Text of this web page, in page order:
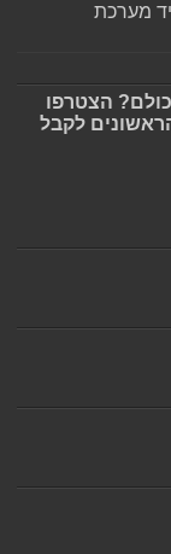
מערכת
הצטרפו
לקבל